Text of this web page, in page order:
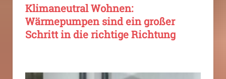
Klimaneutral Wohnen:
Wärmepumpen sind ein großer
Schritt in die richtige Richtung